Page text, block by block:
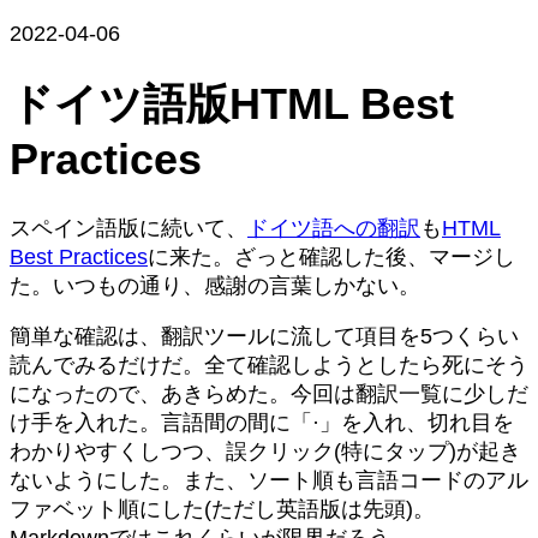
2022-04-06
ドイツ語版HTML Best
Practices
スペイン語版に続いて、 ドイツ語への翻訳 もHTML
Best Practicesに来た。ざっと確認した後、マージし
た。いつもの通り、感謝の言葉しかない。
簡単な確認は、翻訳ツールに流して項目を5つくらい
読んでみるだけだ。全て確認しようとしたら死にそう
になったので、あきらめた。今回は翻訳一覧に少しだ
け手を入れた。言語間の間に「·」を入れ、切れ目を
わかりやすくしつつ、誤クリック(特にタップ)が起き
ないようにした。また、ソート順も言語コードのアル
ファベット順にした(ただし英語版は先頭)。